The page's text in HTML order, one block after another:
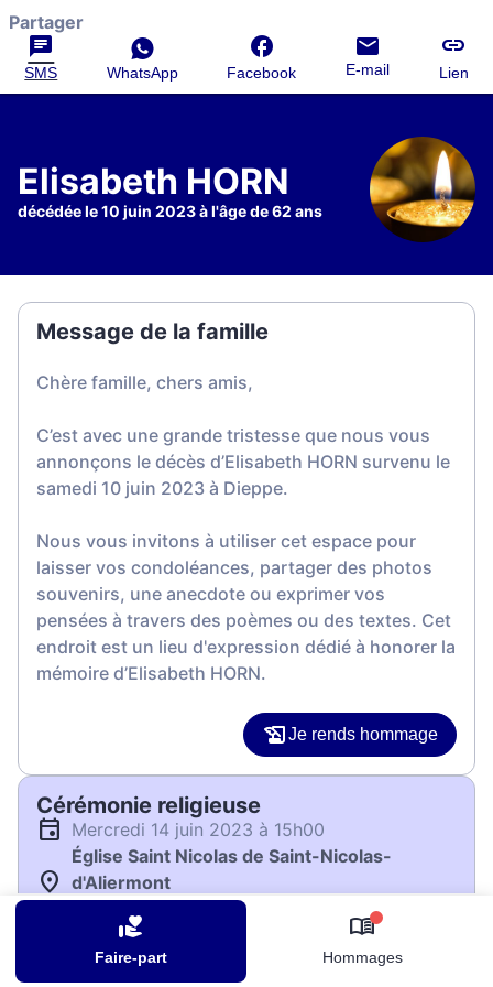
Faire-part Hommages
Partager
SMS WhatsApp Facebook E-mail Lien
Elisabeth HORN
décédée le 10 juin 2023 à l'âge de 62 ans
Message de la famille
Chère famille, chers amis,
C’est avec une grande tristesse que nous vous
annonçons le décès d’Elisabeth HORN survenu le
samedi 10 juin 2023 à Dieppe.
Nous vous invitons à utiliser cet espace pour
laisser vos condoléances, partager des photos
souvenirs, une anecdote ou exprimer vos
pensées à travers des poèmes ou des textes. Cet
endroit est un lieu d'expression dédié à honorer la
mémoire d’Elisabeth HORN.
Je rends hommage
Cérémonie religieuse
mercredi 14 juin 2023 à 15h00
Église Saint Nicolas de Saint-Nicolas-
d'Aliermont
76510 Saint-Nicolas-d'Aliermont